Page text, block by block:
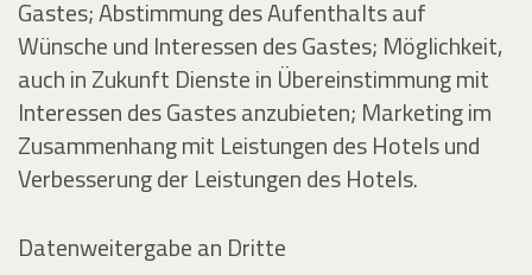
Gastes; Abstimmung des Aufenthalts auf
Wünsche und Interessen des Gastes; Möglichkeit,
auch in Zukunft Dienste in Übereinstimmung mit
Interessen des Gastes anzubieten; Marketing im
Zusammenhang mit Leistungen des Hotels und
Verbesserung der Leistungen des Hotels.
Datenweitergabe an Dritte